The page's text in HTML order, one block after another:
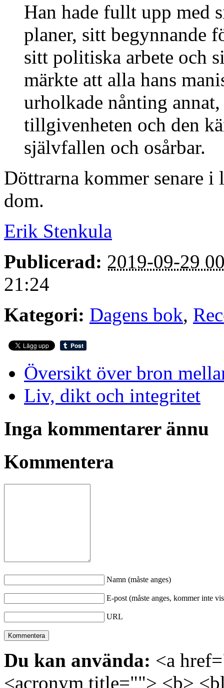
Han hade fullt upp med
planer, sitt begynnande
sitt politiska arbete och
märkte att alla hans
urholkade nånting
tillgivenheten och den
självfallen och osårbar.
Döttrarna kommer senare
dom.
Erik Stenkula
Publicerad: 2019-09-29
21:24
Kategori: Dagens bok,
Översikt över bron
Liv, dikt och integritet
Inga kommentarer ännu
Kommentera
Namn (måste anges)
E-post (måste anges, kommer inte
URL
Du kan använda: <a
<acronym title=""> <b>